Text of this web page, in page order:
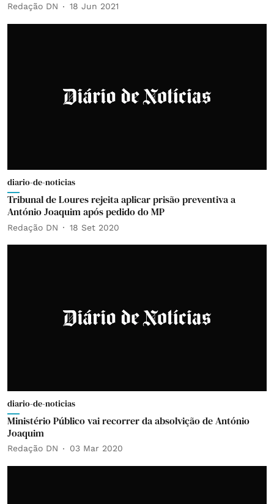
Redação DN 18 Jun 2021
diario-de-noticias
Tribunal de Loures rejeita aplicar prisão preventiva a
António Joaquim após pedido do MP
Redação DN 18 Set 2020
diario-de-noticias
Ministério Público vai recorrer da absolvição de António
Joaquim
Redação DN 03 Mar 2020